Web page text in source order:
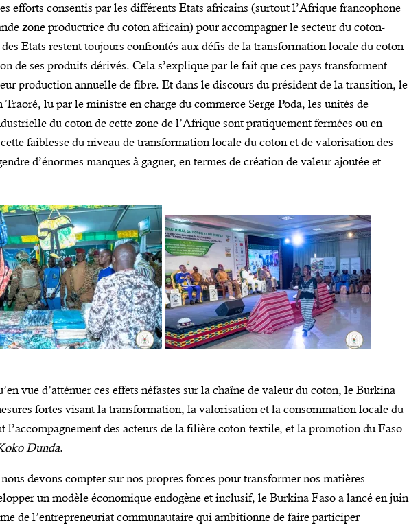
efforts consentis par les différents Etats africains (surtout l’Afrique francophone
zone productrice du coton africain) pour accompagner le secteur du coton-
Etats restent toujours confrontés aux défis de la transformation locale du coton
de ses produits dérivés. Cela s’explique par le fait que ces pays transforment
production annuelle de fibre. Et dans le discours du président de la transition, le
lu par le ministre en charge du commerce Serge Poda, les unités de
du coton de cette zone de l’Afrique sont pratiquement fermées ou en
faiblesse du niveau de transformation locale du coton et de valorisation des
d’énormes manques à gagner, en termes de création de valeur ajoutée et
vue d’atténuer ces effets néfastes sur la chaîne de valeur du coton, le Burkina
fortes visant la transformation, la valorisation et la consommation locale du
l’accompagnement des acteurs de la filière coton-textile, et la promotion du Faso
Dunda.
devons compter sur nos propres forces pour transformer nos matières
un modèle économique endogène et inclusif, le Burkina Faso a lancé en juin
de l’entrepreneuriat communautaire qui ambitionne de faire participer